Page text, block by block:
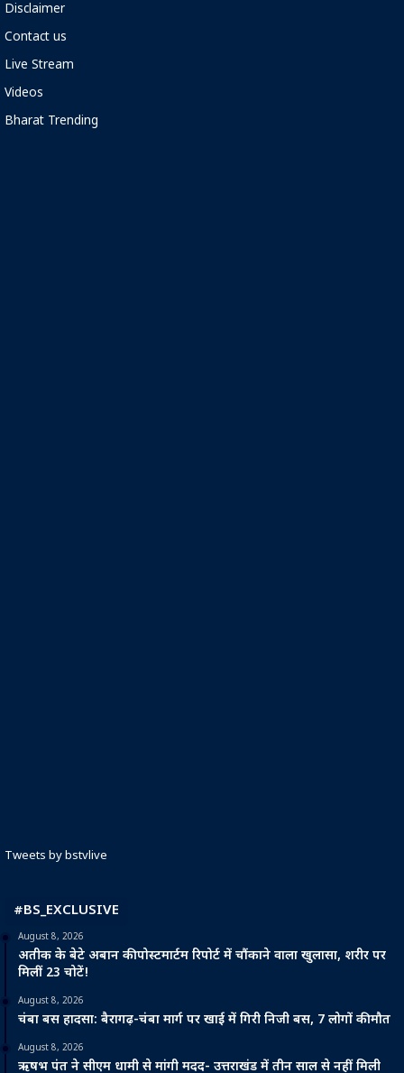
Disclaimer
Contact us
Live Stream
Videos
Bharat Trending
Tweets by bstvlive
#BS_EXCLUSIVE
August 8, 2026
अतीक के बेटे अबान की पोस्टमार्टम रिपोर्ट में चौंकाने वाला खुलासा, शरीर पर
मिलीं 23 चोटें!
August 8, 2026
चंबा बस हादसा: बैरागढ़-चंबा मार्ग पर खाई में गिरी निजी बस, 7 लोगों की मौत
August 8, 2026
ऋषभ पंत ने सीएम धामी से मांगी मदद- उत्तराखंड में तीन साल से नहीं मिली